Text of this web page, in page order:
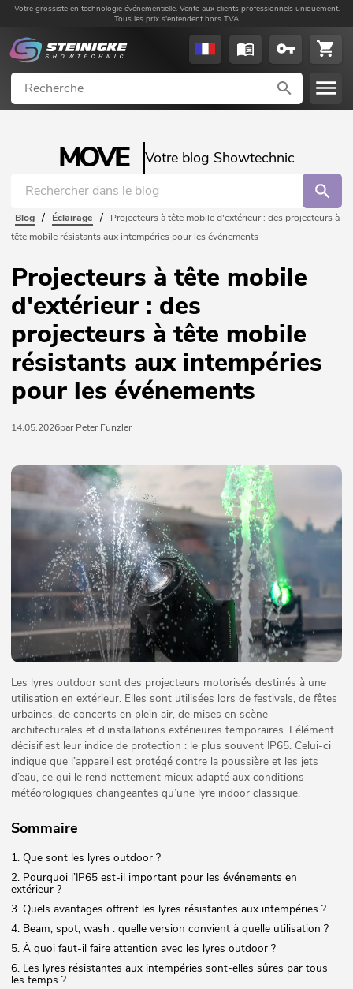
Votre grossiste en technologie événementielle. Vente aux clients professionnels uniquement.
Tous les prix s'entendent hors TVA
MOVE Votre blog Showtechnic
Blog / Éclairage /
Projecteurs à tête mobile d'extérieur : des projecteurs à
tête mobile résistants aux intempéries pour les événements
Projecteurs à tête mobile
d'extérieur : des
projecteurs à tête mobile
résistants aux intempéries
pour les événements
14.05.2026par Peter Funzler
Les lyres outdoor sont des projecteurs motorisés destinés à une
utilisation en extérieur. Elles sont utilisées lors de festivals, de fêtes
urbaines, de concerts en plein air, de mises en scène
architecturales et d’installations extérieures temporaires. L’élément
décisif est leur indice de protection : le plus souvent IP65. Celui-ci
indique que l’appareil est protégé contre la poussière et les jets
d’eau, ce qui le rend nettement mieux adapté aux conditions
météorologiques changeantes qu’une lyre indoor classique.
Sommaire
1. Que sont les lyres outdoor ?
2. Pourquoi l’IP65 est-il important pour les événements en
extérieur ?
3. Quels avantages offrent les lyres résistantes aux intempéries ?
4. Beam, spot, wash : quelle version convient à quelle utilisation ?
5. À quoi faut-il faire attention avec les lyres outdoor ?
6. Les lyres résistantes aux intempéries sont-elles sûres par tous
les temps ?